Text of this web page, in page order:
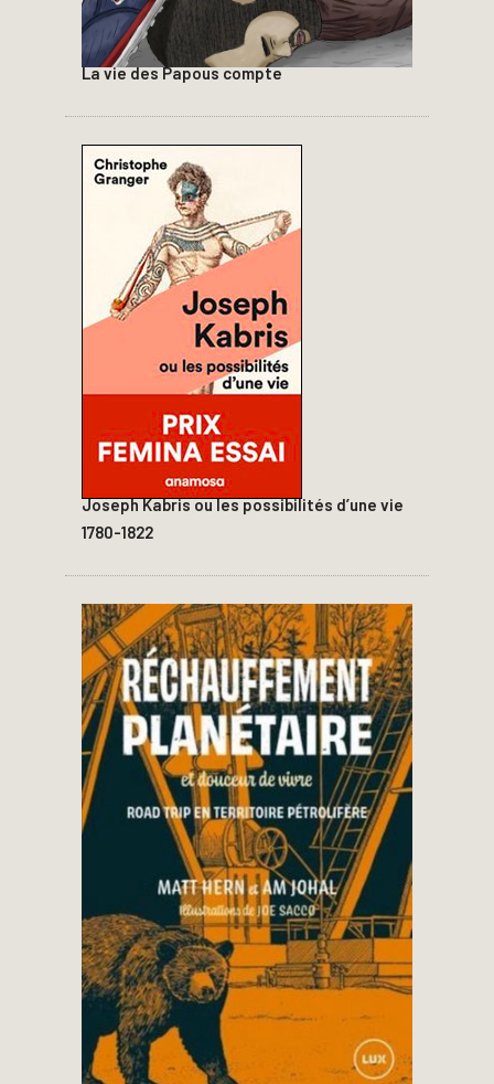
La vie des Papous compte
Joseph Kabris ou les possibilités d’une vie
1780-1822